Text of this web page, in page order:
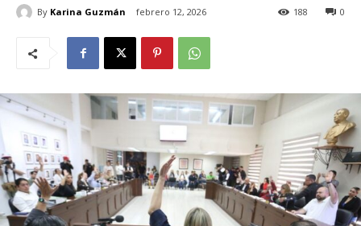
By Karina Guzmán febrero 12, 2026 0
188